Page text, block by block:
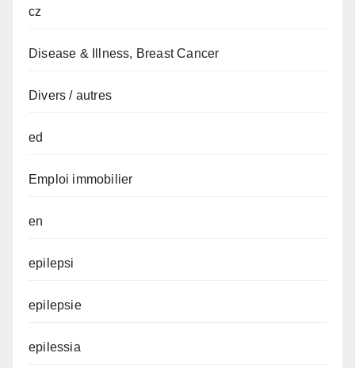
cz
Disease & Illness, Breast Cancer
Divers / autres
ed
Emploi immobilier
en
epilepsi
epilepsie
epilessia